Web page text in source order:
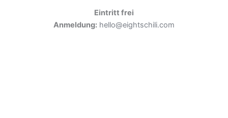
Eintritt frei
Anmeldung: hello@eightschili.com